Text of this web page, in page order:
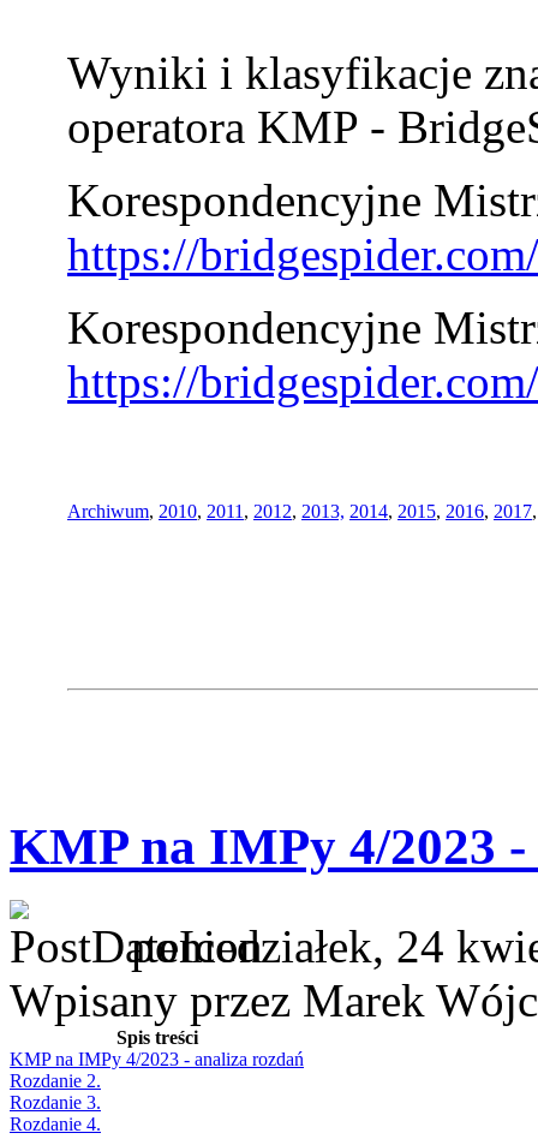
Wyniki i klasyfikacje
operatora KMP -
Korespondencyjne
https://
Korespondencyjne
https://
Archiwum, 2010, 2011 , 2012, 2013, 2014, 2015, 2016, 2017
KMP na IMPy 4/2023
poniedziałek, 24
Wpisany przez Marek
Spis treści
KMP na IMPy 4/2023 - analiza rozdań
Rozdanie 2.
Rozdanie 3.
Rozdanie 4.